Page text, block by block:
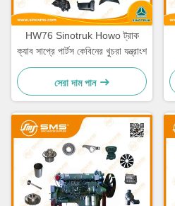
HW76 Sinotruk Howo ট্রাক
ক্যাব সাপ্রে পার্টস কেবিনের খুচরা যন্ত্রাংশ
সেরা দাম পান